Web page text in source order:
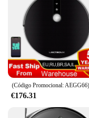
€176.31